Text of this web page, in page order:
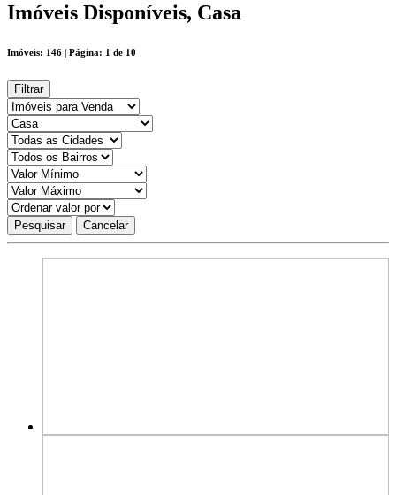
Imóveis Disponíveis, Casa
Imóveis: 146 | Página: 1 de 10
Filtrar
Pesquisar Cancelar